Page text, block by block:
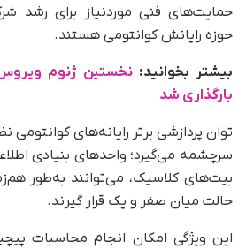
حمایت‌های فنی موردنیاز برای رشد
حوزه رایانش کوانتومی هستند.
بیشتر بخوانید: نخستین ژنوم ویروس
بارگذاری شد
توان پردازشی برتر رایانه‌های
سرچشمه می‌گیرد؛ واحدهای بنیادی
بیت‌های کلاسیک، می‌توانند به‌طور
حالت میان صفر و یک قرار گیرند.
این ویژگی امکان انجام محاسبات